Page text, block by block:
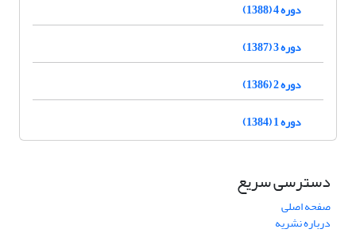
دوره 4 (1388)
دوره 3 (1387)
دوره 2 (1386)
دوره 1 (1384)
دسترسی سریع
صفحه اصلی
درباره نشریه